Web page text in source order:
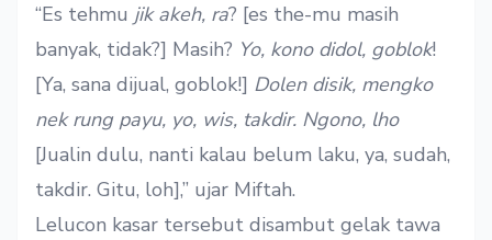
“Es tehmu jik akeh, ra? [es the-mu masih
banyak, tidak?] Masih? Yo, kono didol, goblok!
[Ya, sana dijual, goblok!] Dolen disik, mengko
nek rung payu, yo, wis, takdir. Ngono, lho
[Jualin dulu, nanti kalau belum laku, ya, sudah,
takdir. Gitu, loh],” ujar Miftah.
Lelucon kasar tersebut disambut gelak tawa